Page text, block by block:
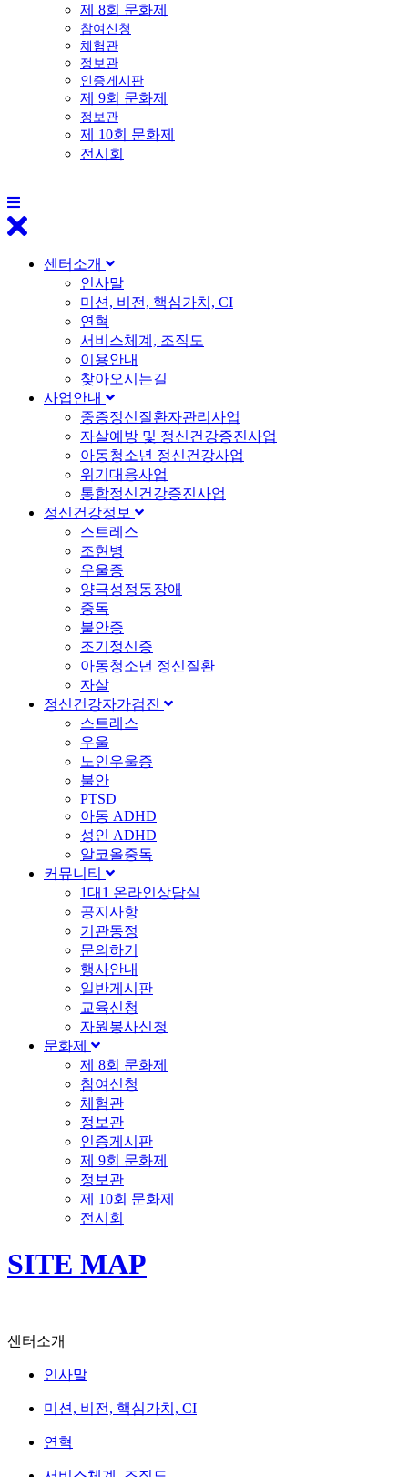
제 8회 문화제
참여신청
체험관
정보관
인증게시판
제 9회 문화제
정보관
제 10회 문화제
전시회
센터소개
인사말
미션, 비전, 핵심가치, CI
연혁
서비스체계, 조직도
이용안내
찾아오시는길
사업안내
중증정신질환자관리사업
자살예방 및 정신건강증진사업
아동청소년 정신건강사업
위기대응사업
통합정신건강증진사업
정신건강정보
스트레스
조현병
우울증
양극성정동장애
중독
불안증
조기정신증
아동청소년 정신질환
자살
정신건강자가검진
스트레스
우울
노인우울증
불안
PTSD
아동 ADHD
성인 ADHD
알코올중독
커뮤니티
1대1 온라인상담실
공지사항
기관동정
문의하기
행사안내
일반게시판
교육신청
자원봉사신청
문화제
제 8회 문화제
참여신청
체험관
정보관
인증게시판
제 9회 문화제
정보관
제 10회 문화제
전시회
SITE MAP
센터소개
인사말
미션, 비전, 핵심가치, CI
연혁